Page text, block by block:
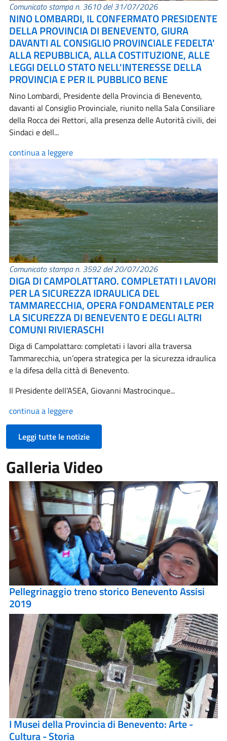
Comunicato stampa n. 3610 del 31/07/2026
NINO LOMBARDI, IL CONFERMATO PRESIDENTE
DELLA PROVINCIA DI BENEVENTO, GIURA
DAVANTI AL CONSIGLIO PROVINCIALE FEDELTA'
ALLA REPUBBLICA, ALLA COSTITUZIONE, ALLE
LEGGI DELLO STATO NELL'INTERESSE DELLA
PROVINCIA E PER IL PUBBLICO BENE
Nino Lombardi, Presidente della Provincia di Benevento,
davanti al Consiglio Provinciale, riunito nella Sala Consiliare
della Rocca dei Rettori, alla presenza delle Autorità civili, dei
Sindaci e dell...
continua a leggere
Comunicato stampa n. 3592 del 20/07/2026
DIGA DI CAMPOLATTARO. COMPLETATI I LAVORI
PER LA SICUREZZA IDRAULICA DEL
TAMMARECCHIA, OPERA FONDAMENTALE PER
LA SICUREZZA DI BENEVENTO E DEGLI ALTRI
COMUNI RIVIERASCHI
Diga di Campolattaro: completati i lavori alla traversa
Tammarecchia, un’opera strategica per la sicurezza idraulica
e la difesa della città di Benevento.
Il Presidente dell’ASEA, Giovanni Mastrocinque...
continua a leggere
Leggi tutte le notizie
Galleria Video
Pellegrinaggio treno storico Benevento Assisi
2019
I Musei della Provincia di Benevento: Arte -
Cultura - Storia